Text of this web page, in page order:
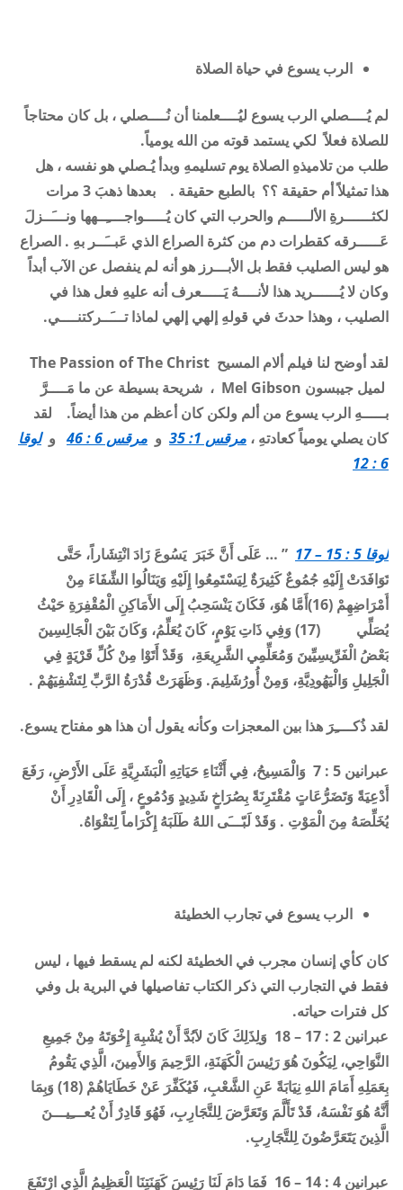
الرب يسوع في حياة الصلاة
لم يُــــصلي الرب يسوع ليُــــعلمنا أن نُــــصلي ، بل كان محتاجاً
للصلاة فعلاً لكي يستمد قوته من الله يومياً.
طلب من تلاميذه الصلاة يوم تسليمهِ وبدأ يُـصلي هو نفسه ، هل
هذا تمثيلاً أم حقيقة ؟؟
بالطبع حقيقة . بعدها ذهبَ 3 مرات
لكثــــــرةِ الألـــــم والحرب التي كان يُـــــواجــــِــهها ونـــَــزلَ
عَـــــرقه كقطرات دم من كثرة الصراع الذي عَبــَــر بهِ . الصراع
هو ليس الصليب فقط بل الأبـــرز هو أنه لم ينفصل عن الآب أبداً
وكان لا يُــــــريد هذا لأنــــهُ يَـــــعرف أنه عليهِ فعل هذا في
الصليب ، وهذا حدثَ في قولهِ إلهي إلهي لماذا تـــَــركتنــــي.
لقد أوضح لنا فيلم ألام المسيح
لميل جيبسون
، شريحة بسيطة عن ما مَــــرَّ
بـــــهِ الرب يسوع من ألم ولكن كان أعظم من هذا أيضاً.
لقد
كان يصلي يومياً كعادتهِ ، مرقس 1: 35 و مرقس 6 : 46 ولوقا
6 : 12
لوقا 5 : 15 – 17
” … عَلَى أَنَّ خَبَرَ يَسُوعَ زَادَ انْتِشَاراً، حَتَّى
تَوَافَدَتْ إِلَيْهِ جُمُوعٌ كَثِيرَةٌ لِيَسْتَمِعُوا إِلَيْهِ وَيَنَالُوا الشِّفَاءَ مِنْ
أَمْرَاضِهِمْ (16)أَمَّا هُوَ،
فَكَانَ يَنْسَحِبُ إِلَى الأَمَاكِنِ الْمُقْفِرَةِ حَيْثُ
يُصَلِّي
(17)
وَفِي ذَاتِ يَوْمٍ، كَانَ يُعَلِّمُ، وَكَانَ بَيْنَ الْجَالِسِينَ
بَعْضُ الْفَرِّيسِيِّينَ وَمُعَلِّمِي الشَّرِيعَةِ، وَقَدْ أَتَوْا مِنْ كُلِّ قَرْيَةٍ فِي
الْجَلِيلِ وَالْيَهُودِيَّةِ، وَمِنْ أُورُشَلِيمَ. وَظَهَرَتْ قُدْرَةُ الرَّبِّ لِتَشْفِيَهُمْ .
لقد ذُكــــِرَ هذا بين المعجزات وكأنه يقول أن هذا هو مفتاح يسوع.
عبرانين 5 : 7 وَالْمَسِيحُ، فِي أَثْنَاءِ حَيَاتِهِ الْبَشَرِيَّةِ عَلَى الأَرْضِ،
رَفَعَ
أَدْعِيَةً وَتَضَرُّعَاتٍ مُقْتَرِنَةً بِصُرَاخٍ شَدِيدٍ وَدُمُوعٍ ، إِلَى الْقَادِرِ أَنْ
يُخَلِّصَهُ مِنَ الْمَوْتِ . وَقَدْ لَبّـــَى اللهُ طَلَبَهُ إِكْرَاماً لِتَقْوَاهُ.
الرب يسوع في تجارب الخطيئة
كان كأي إنسان مجرب في الخطيئة لكنه لم يسقط فيها ، ليس
فقط في التجارب التي ذكر الكتاب تفاصيلها في البرية بل وفي
كل فترات حياته.
عبرانين 2 : 17 – 18 وَلِذَلِكَ كَانَ لاَبُدَّ أَنْ يُشْبِهَ إِخْوَتَهُ مِنْ جَمِيعِ
النَّوَاحِي، لِيَكُونَ هُوَ رَئِيسَ الْكَهَنَةِ، الرَّحِيمَ وَالأَمِينَ، الَّذِي يَقُومُ
بِعَمَلِهِ أَمَامَ اللهِ نِيَابَةً عَنِ الشَّعْبِ، فَيُكَفِّرَ عَنْ خَطَايَاهُمْ (18) وَبِمَا
أَنَّهُ هُوَ نَفْسَهُ، قَدْ تَأَلَّمَ وَتَعَرَّضَ لِلتَّجَارِبِ، فَهُوَ قَادِرٌ أَنْ يُعـــِيـــنَ
الَّذِينَ يَتَعَرَّضُونَ لِلتَّجَارِبِ.
عبرانين 4 : 14 – 16 فَمَا دَامَ لَنَا رَئِيسَ كَهَنَتِنَا الْعَظِيمُ الَّذِي ارْتَفَعَ